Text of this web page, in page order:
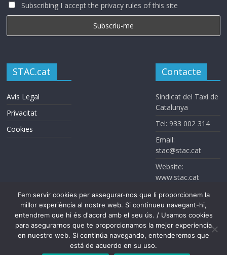
Subscribing I accept the privacy rules of this site
STAC.cat
Avís Legal
Privacitat
Cookies
Contacte
Sindicat del Taxi de
Catalunya
Tel: 933 002 314
Email:
stac@stac.cat
Website:
www.stac.cat
Sindicat del Taxi de Catalunya. Todos los derechos reservados
Fem servir cookies per assegurar-nos que li proporcionem la
millor experiència al nostre web. Si continueu navegant-hi,
entendrem que hi és d'acord amb el seu ús. / Usamos cookies
para asegurarnos que te proporcionamos la mejor experiencia
en nuestro web. Si continúa navegando, entenderemos que
está de acuerdo en su uso.